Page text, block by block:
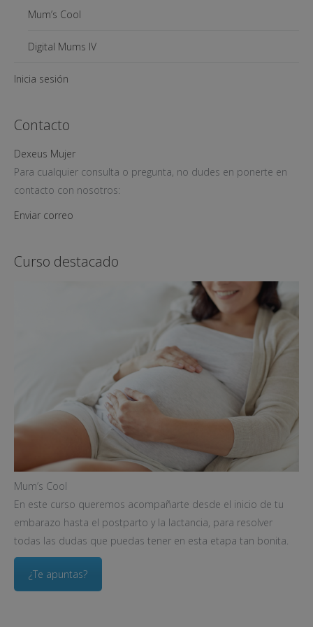
Mum’s Cool
Digital Mums IV
Inicia sesión
Contacto
Dexeus Mujer
Para cualquier consulta o pregunta, no dudes en ponerte en
contacto con nosotros:
Enviar correo
Curso destacado
Mum’s Cool
En este curso queremos acompañarte desde el inicio de tu
embarazo hasta el postparto y la lactancia, para resolver
todas las dudas que puedas tener en esta etapa tan bonita.
¿Te apuntas?